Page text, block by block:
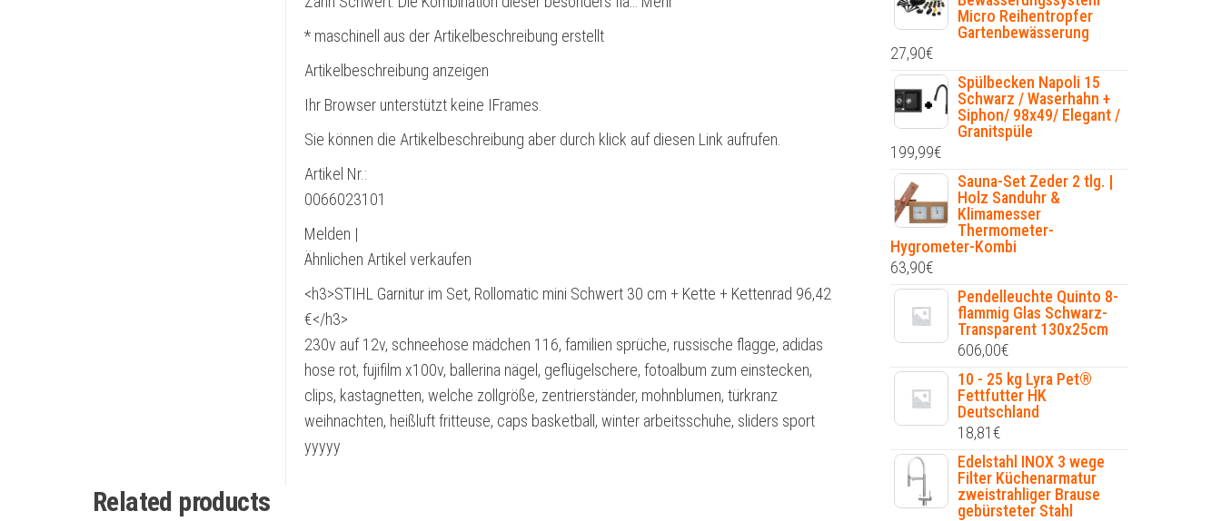
* maschinell aus der Artikelbeschreibung erstellt
Artikelbeschreibung anzeigen
Ihr Browser unterstützt keine IFrames.
Sie können die Artikelbeschreibung aber durch klick auf diesen Link aufrufen.
Artikel Nr.:
0066023101
Melden |
Ähnlichen Artikel verkaufen
<h3>STIHL Garnitur im Set, Rollomatic mini Schwert 30 cm + Kette + Kettenrad 96,42
€</h3>
230v auf 12v, schneehose mädchen 116, familien sprüche, russische flagge, adidas
hose rot, fujifilm x100v, ballerina nägel, geflügelschere, fotoalbum zum einstecken,
clips, kastagnetten, welche zollgröße, zentrierständer, mohnblumen, türkranz
weihnachten, heißluft fritteuse, caps basketball, winter arbeitsschuhe, sliders sport
yyyyy
Related products
Micro Reihentropfer
Gartenbewässerung
27,90€
Spülbecken Napoli 15
Schwarz / Waserhahn +
Siphon/ 98x49/ Elegant /
Granitspüle
199,99€
Sauna-Set Zeder 2 tlg. |
Holz Sanduhr &
Klimamesser
Thermometer-
Hygrometer-Kombi
63,90€
Pendelleuchte Quinto 8-
flammig Glas Schwarz-
Transparent 130x25cm
606,00€
10 - 25 kg Lyra Pet®
Fettfutter HK
Deutschland
18,81€
Edelstahl INOX 3 wege
Filter Küchenarmatur
zweistrahliger Brause
gebürsteter Stahl